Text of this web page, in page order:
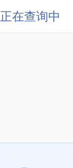
正在查询中